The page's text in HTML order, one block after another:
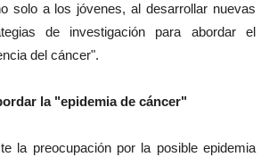
solo a los jóvenes, al desarrollar nuevas
de investigación para abordar el
del cáncer".
la "epidemia de cáncer"
la preocupación por la posible epidemia